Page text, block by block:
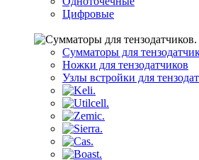
Цифровые
Сумматоры для
Ножки для тензодатчиков
Узлы встройки для